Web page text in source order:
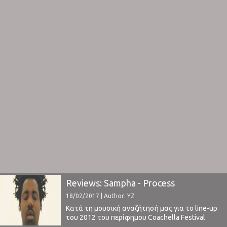
Reviews: Sampha - Process
18/02/2017 | Author: YZ
Κατά τη μουσική αναζήτησή μας για το line-up
του 2012 του περίφημου Coachella Festival